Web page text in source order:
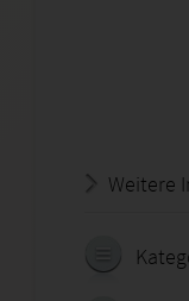
Weitere